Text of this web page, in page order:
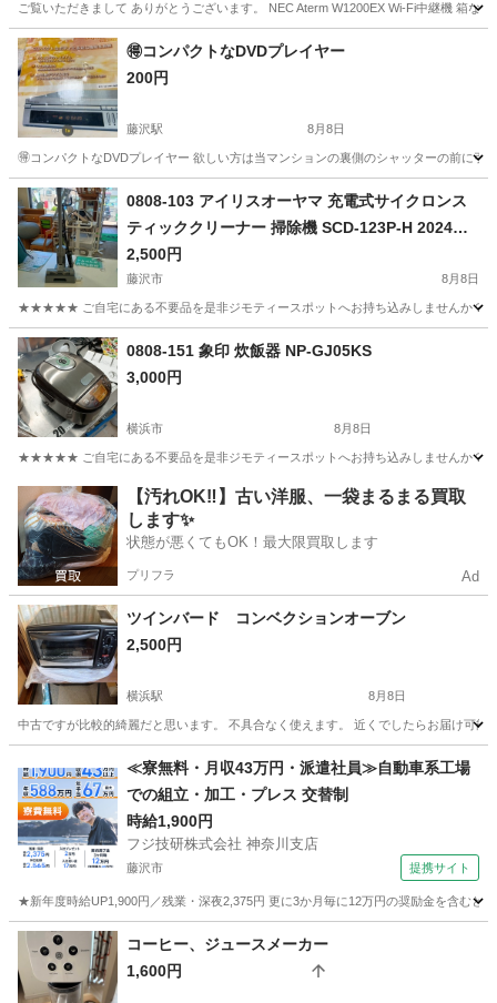
ご覧いただきまして ありがとうございます。 NEC Aterm W1200EX Wi-Fi中継機 箱な
神奈川 川崎市 京王稲田堤駅 電話、ＦＡＸ
🉐コンパクトなDVDプレイヤー
200円
藤沢駅 8月8日
🉐コンパクトなDVDプレイヤー 欲しい方は当マンションの裏側のシャッターの前に引
神奈川 藤沢市 テレビ プレイヤー
0808-103 アイリスオーヤマ 充電式サイクロンス
ティッククリーナー 掃除機 SCD-123P-H 2024年
製
2,500円
藤沢市 8月8日
★★★★★ ご自宅にある不要品を是非ジモティースポットへお持ち込みしませんか？
神奈川 藤沢市 SCD
0808-151 象印 炊飯器 NP-GJ05KS
3,000円
横浜市 8月8日
★★★★★ ご自宅にある不要品を是非ジモティースポットへお持ち込みしませんか？
神奈川 横浜市 キッチン家電 象印
【汚れOK‼️】古い洋服、一袋まるまる買取
します✨
状態が悪くてもOK！最大限買取します
プリフラ Ad
ツインバード コンベクションオーブン
2,500円
横浜駅 8月8日
中古ですが比較的綺麗だと思います。 不具合なく使えます。 近くでしたらお届け可
横浜駅 キッチン家電
≪寮無料・月収43万円・派遣社員≫自動車系工場
での組立・加工・プレス 交替制
時給1,900円
フジ技研株式会社 神奈川支店
藤沢市 提携サイト
★新年度時給UP1,900円／残業・深夜2,375円 更に3か月毎に12万円の奨励金を含む
神奈川 藤沢市 その他
コーヒー、ジュースメーカー
1,600円